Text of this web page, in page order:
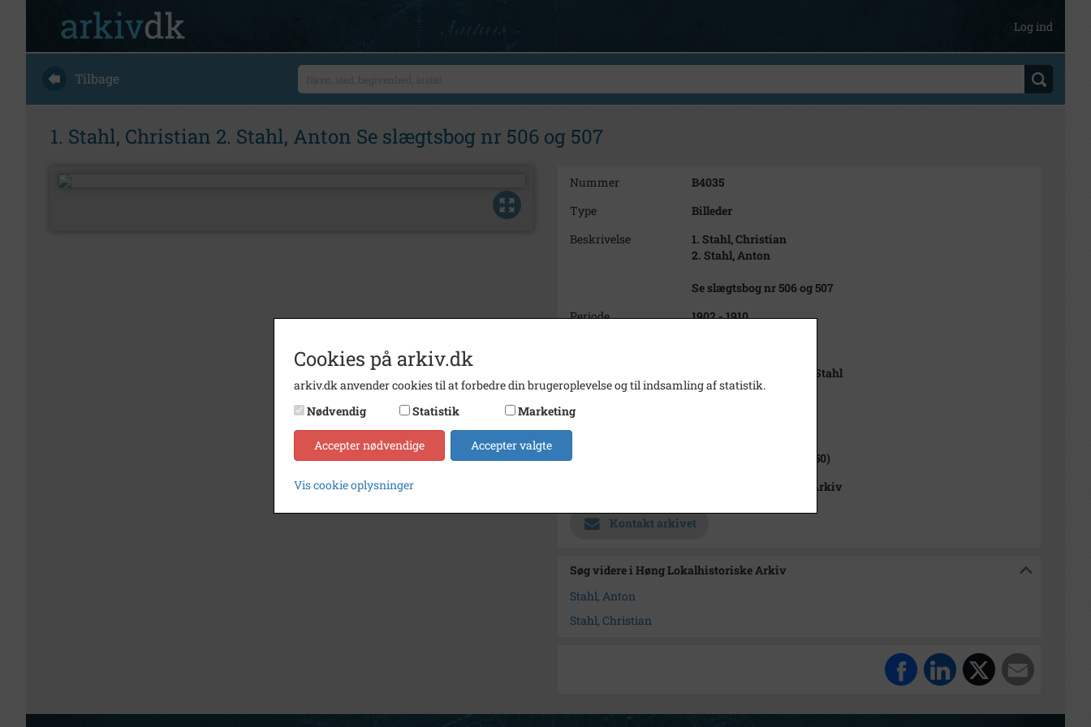
Log ind
Tilbage
1. Stahl, Christian 2. Stahl, Anton Se slægtsbog nr 506 og 507
Nummer
B4035
Type
Billeder
Beskrivelse
1. Stahl, Christian
2. Stahl, Anton
Se slægtsbog nr 506 og 507
Periode
1902 - 1910
Johan Vilhelm Martin Stahl
Type
Enhed
Gierslev Sogn (1000-2050)
Høng Lokalhistoriske Arkiv
Kontakt arkivet
Søg videre i Høng Lokalhistoriske Arkiv
Stahl, Anton
Stahl, Christian
Cookies på arkiv.dk
arkiv.dk anvender cookies til at forbedre din brugeroplevelse og til indsamling af statistik.
Nødvendig
Statistik Marketing
Accepter nødvendige Accepter valgte
Vis cookie oplysninger